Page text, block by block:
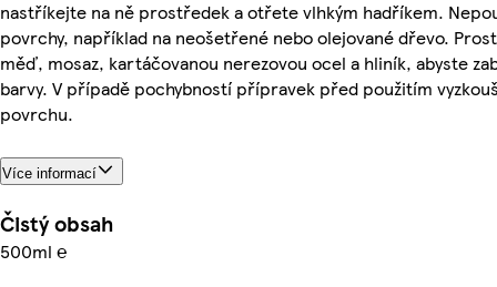
nastříkejte na ně prostředek a otřete vlhkým hadříkem.
povrchy, například na neošetřené nebo olejované dřevo.
měď, mosaz, kartáčovanou nerezovou ocel a hliník, abyste
barvy. V případě pochybností přípravek před použitím
povrchu.
Více informací
Čistý obsah
500ml ℮